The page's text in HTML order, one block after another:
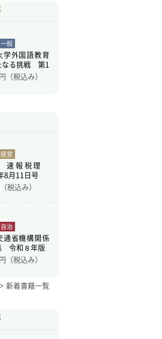
近世画譜と中国絵画
般
学外国語教育
なる挑戦 第1
円（税込み）
営
速報税理
8月11日号
税込み）
治
通省機構関係
令和８年版
円（税込み）
新着書籍一覧